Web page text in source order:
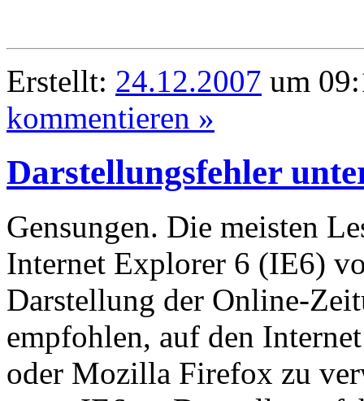
Erstellt: 24.12.2007 um
kommentieren »
Darstellungsfehler
Gensungen. Die meisten
Internet Explorer 6 (IE6)
Darstellung der Online-
empfohlen, auf den
oder Mozilla Firefox zu